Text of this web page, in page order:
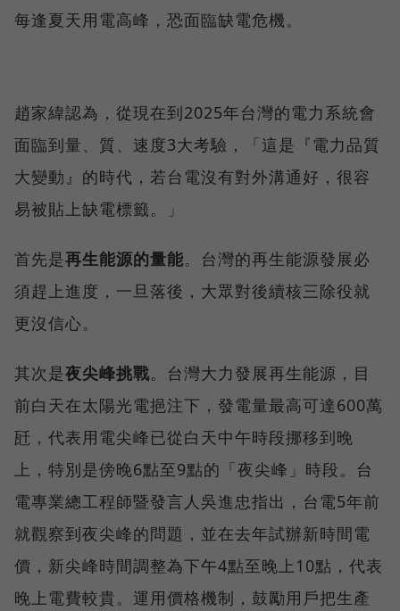
每逢夏天用電高峰，恐面臨缺電危機。
趙家緯認為，從現在到2025年台灣的電力系統會
面臨到量、質、速度3大考驗，「這是『電力品質
大變動』的時代，若台電沒有對外溝通好，很容
易被貼上缺電標籤。」
首先是再生能源的量能。台灣的再生能源發展必
須趕上進度，一旦落後，大眾對後續核三除役就
更沒信心。
其次是夜尖峰挑戰。台灣大力發展再生能源，目
前白天在太陽光電挹注下，發電量最高可達600萬
瓩，代表用電尖峰已從白天中午時段挪移到晚
上，特別是傍晚6點至9點的「夜尖峰」時段。台
電專業總工程師暨發言人吳進忠指出，台電5年前
就觀察到夜尖峰的問題，並在去年試辦新時間電
價，新尖峰時間調整為下午4點至晚上10點，代表
晚上電費較貴。運用價格機制，鼓勵用戶把生產